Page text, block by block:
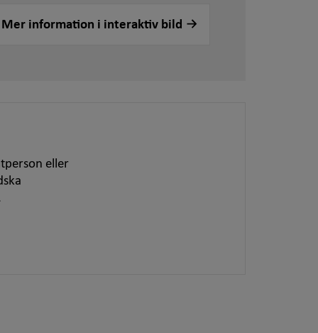
Mer information i interaktiv bild
eller